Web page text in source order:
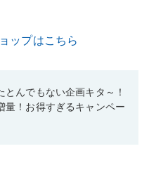
ップはこちら
とんでもない企画キタ～！
量！お得すぎるキャンペー